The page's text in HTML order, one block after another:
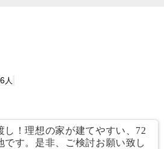
6
し！理想の家が建てやすい、72
です。是非、ご検討お願い致し